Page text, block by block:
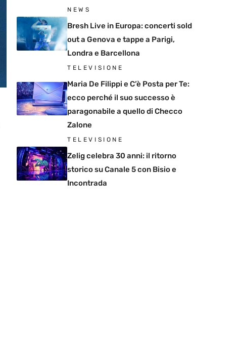
NEWS
Bresh Live in Europa: concerti sold
out a Genova e tappe a Parigi,
Londra e Barcellona
TELEVISIONE
Maria De Filippi e C’è Posta per Te:
ecco perché il suo successo è
paragonabile a quello di Checco
Zalone
TELEVISIONE
Zelig celebra 30 anni: il ritorno
storico su Canale 5 con Bisio e
Incontrada